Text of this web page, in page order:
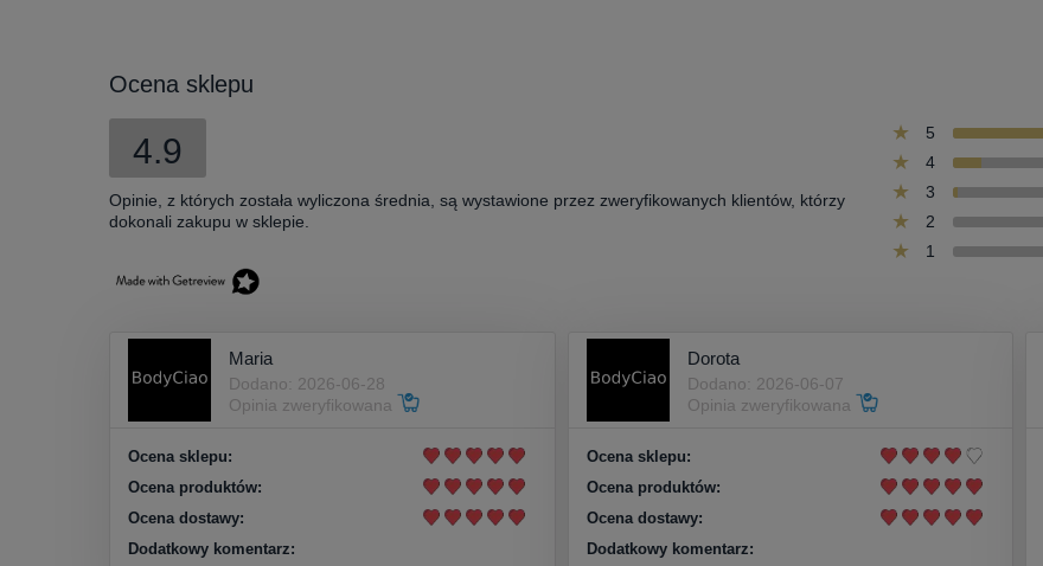
Ocena sklepu
4.9
Opinie, z których została wyliczona średnia, są wystawione przez zweryfikowanych klientów, którzy
dokonali zakupu w sklepie.
5
4
3
2
1
Maria
Dodano: 2026-06-28
Opinia zweryfikowana
Ocena sklepu:
Ocena produktów:
Ocena dostawy:
Dodatkowy komentarz:
Dorota
Dodano: 2026-06-07
Opinia zweryfikowana
Ocena sklepu:
Ocena produktów:
Ocena dostawy:
Dodatkowy komentarz: